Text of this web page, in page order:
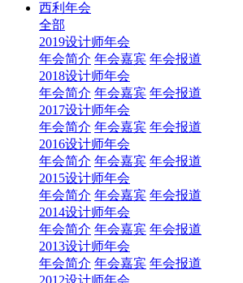
西利年会
全部
2019设计师年会
年会简介 年会嘉宾 年会报道
2018设计师年会
年会简介 年会嘉宾 年会报道
2017设计师年会
年会简介 年会嘉宾 年会报道
2016设计师年会
年会简介 年会嘉宾 年会报道
2015设计师年会
年会简介 年会嘉宾 年会报道
2014设计师年会
年会简介 年会嘉宾 年会报道
2013设计师年会
年会简介 年会嘉宾 年会报道
2012设计师年会